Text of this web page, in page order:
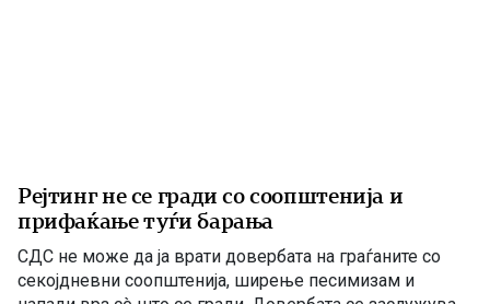
Рејтинг не се гради со соопштенија и
прифаќање туѓи барања
СДС не може да ја врати довербата на граѓаните со
секојдневни соопштенија, ширење песимизам и